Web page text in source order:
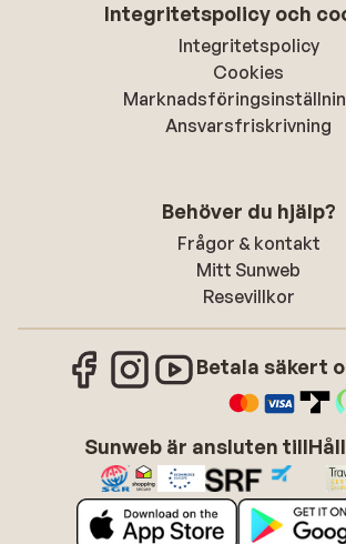
Integritetspolicy och
Integritetspolicy
Cookies
Ansvarsfriskrivning
Behöver du hjälp?
Frågor & kontakt
Mitt Sunweb
Resevillkor
Betala säkert
Sunweb är ansluten till